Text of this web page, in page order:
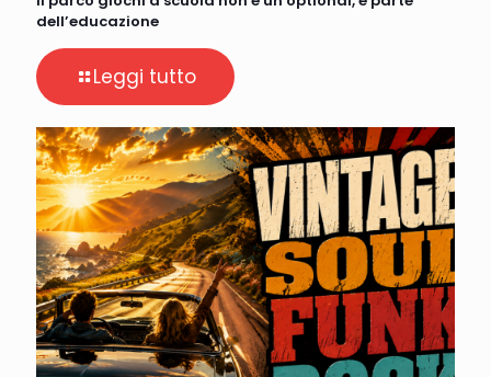
dell’educazione
Leggi tutto